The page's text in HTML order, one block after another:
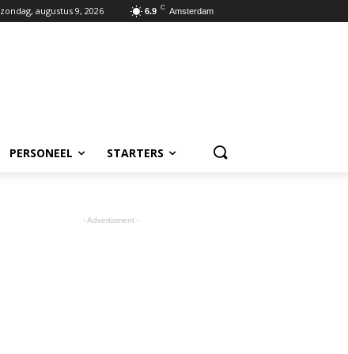
6.9 C Amsterdam
zondag, augustus 9, 2026
PERSONEEL STARTERS
- Advertisment -